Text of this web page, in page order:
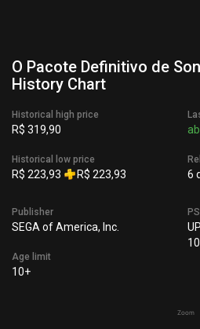
O Pacote Definitivo de
History Chart
Historical high price
R$ 319,90
Historical low price
R$ 223,93 R$ 223,93 6
Publisher
SEGA of America, Inc.
Age limit
10+
Zoom